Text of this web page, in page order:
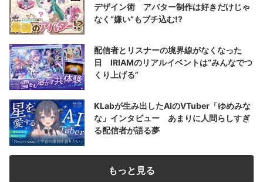
デザイン術 アバター制作は好きだけじゃ
なく“嫌い”もブチ込む!?
配信者とリスナーの境界線がなくなった
日 IRIAMのリアルイベントは“みんなでつ
くり上げる”
KLabが生み出したAIのVTuber「ゆめみな
な」インタビュー あまりに人間らしすぎ
る配信者が語る夢
もっと見る